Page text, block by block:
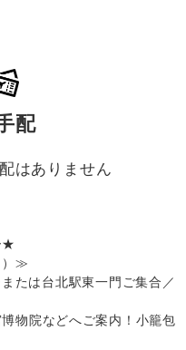
配
はありません
★
）≫
たは台北駅東一門ご集合／
物院などへご案内！小籠包